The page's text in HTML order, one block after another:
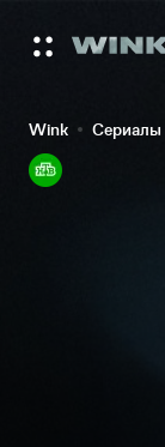
Wink Сериалы